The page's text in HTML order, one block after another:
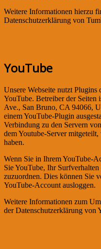
Weitere Informationen hierzu
Datenschutzerklärung von
YouTube
Unsere Webseite nutzt Plugins
YouTube. Betreiber der
Ave., San Bruno, CA 94066,
einem YouTube-Plugin
Verbindung zu den Servern
dem Youtube-Server
haben.
Wenn Sie in Ihrem YouTube-
Sie YouTube, Ihr
zuzuordnen. Dies können Sie
YouTube-Account ausloggen.
Weitere Informationen zum
der Datenschutzerklärung von